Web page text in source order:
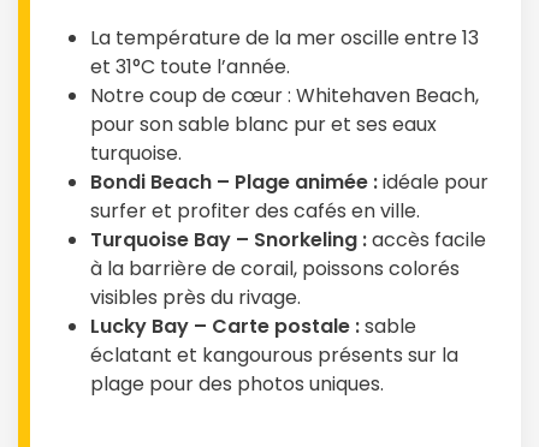
La température de la mer oscille entre 13
et 31°C toute l’année.
Notre coup de cœur : Whitehaven Beach,
pour son sable blanc pur et ses eaux
turquoise.
Bondi Beach – Plage animée :idéale pour
surfer et profiter des cafés en ville.
Turquoise Bay – Snorkeling :accès facile
à la barrière de corail, poissons colorés
visibles près du rivage.
Lucky Bay – Carte postale :sable
éclatant et kangourous présents sur la
plage pour des photos uniques.